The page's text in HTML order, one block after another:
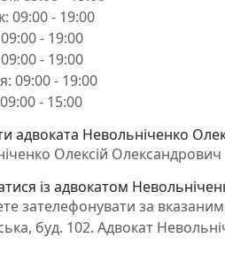
09:00 - 19:00
- 19:00
- 19:00
09:00 - 19:00
- 15:00
адвоката Невольніченко
Олексій
із адвокатом
зателефонувати за
буд. 102. Адвокат